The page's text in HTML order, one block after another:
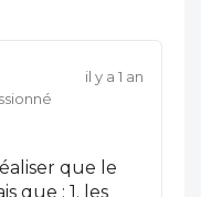
il y a 1 an
que le
: 1. les